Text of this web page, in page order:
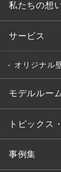
私たちの想
サービス
オリジナル
モデルルー
トピックス
事例集